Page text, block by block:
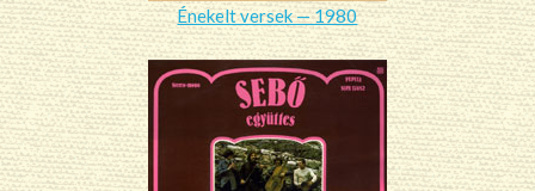
Énekelt versek — 1980